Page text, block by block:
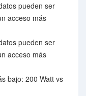
pueden ser
acceso más
pueden ser
acceso más
bajo: 200 Watt vs